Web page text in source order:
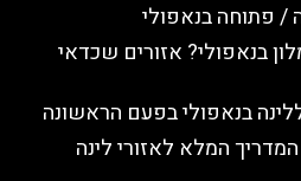
/ פתוחה בנאפולי
בנאפולי? אזורים שכדאי
בנאפולי בפעם הראשונה
המלא לאזורי לינה